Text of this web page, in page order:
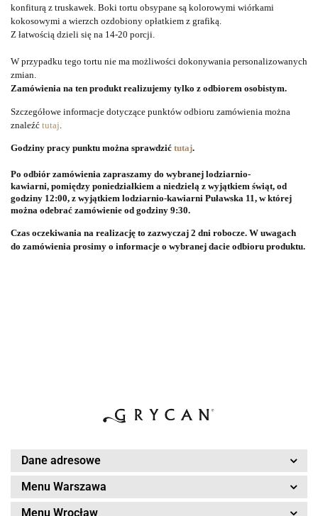
konfiturą z truskawek. Boki tortu obsypane są kolorowymi wiórkami
kokosowymi a wierzch ozdobiony opłatkiem z grafiką.
Z łatwością dzieli się na 14-20 porcji.
W przypadku tego tortu nie ma możliwości dokonywania personalizowanych
zmian.
Zamówienia na ten produkt realizujemy tylko z odbiorem osobistym.
Szczegółowe informacje dotyczące punktów odbioru zamówienia można
znaleźć tutaj
Godziny pracy punktu można sprawdzić tutaj.
Po odbiór zamówienia zapraszamy do wybranej lodziarnio-
kawiarni, pomiędzy poniedziałkiem a niedzielą z wyjątkiem świąt, od
godziny 12:00, z wyjątkiem lodziarnio-kawiarni Puławska 11, w której
można odebrać zamówienie od godziny 9:30.
Czas oczekiwania na realizację to zazwyczaj 2 dni robocze. W uwagach
do zamówienia prosimy o informacje o wybranej dacie odbioru produktu.
Dane adresowe
Menu Warszawa
Menu Wrocław